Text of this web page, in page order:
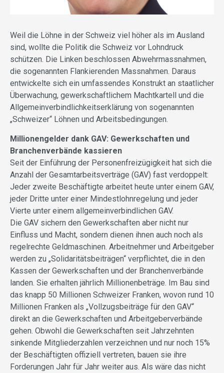
Weil die Löhne in der Schweiz viel höher als im Ausland
sind, wollte die Politik die Schweiz vor Lohndruck
schützen. Die Linken beschlossen Abwehrmassnahmen,
die sogenannten Flankierenden Massnahmen. Daraus
entwickelte sich ein umfassendes Konstrukt an staatlicher
Überwachung, gewerkschaftlichem Machtkartell und die
Allgemeinverbindlichkeitserklärung von sogenannten
„Schweizer“ Löhnen und Arbeitsbedingungen.
Millionengelder dank GAV: Gewerkschaften und
Branchenverbände kassieren
Seit der Einführung der Personenfreizügigkeit hat sich die
Anzahl der Gesamtarbeitsverträge (GAV) fast verdoppelt:
Jeder zweite Beschäftigte arbeitet heute unter einem GAV,
jeder Dritte unter einer Mindestlohnregelung und jeder
Vierte unter einem allgemeinverbindlichen GAV.
Die GAV sichern den Gewerkschaften aber nicht nur
Einfluss und Macht, sondern dienen ihnen auch noch als
regelrechte Geldmaschinen. Arbeitnehmer und Arbeitgeber
werden zu „Solidaritätsbeiträgen“ verpflichtet, die in den
Kassen der Gewerkschaften und der Branchenverbände
landen. Sie erhalten jährlich Millionenbeträge. Im Bau sind
das knapp 50 Millionen Schweizer Franken, wovon rund 10
Millionen Franken als „Vollzugsbeiträge für den GAV“
direkt an die Gewerkschaften und Arbeitgeberverbände
gehen. Obwohl die Gewerkschaften seit Jahrzehnten
sinkende Mitgliederzahlen verzeichnen und nur noch 15%
der Beschäftigten offiziell vertreten, bauen sie ihre
Forderungen Jahr für Jahr weiter aus. Als wäre das nicht